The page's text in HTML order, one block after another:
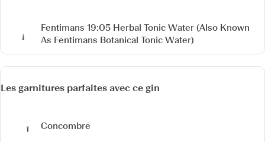
Fentimans 19:05 Herbal Tonic Water (Also Known
As Fentimans Botanical Tonic Water)
Les garnitures parfaites avec ce gin
Concombre